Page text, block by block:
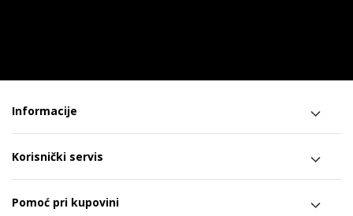
Informacije
Korisnički servis
Pomoć pri kupovini